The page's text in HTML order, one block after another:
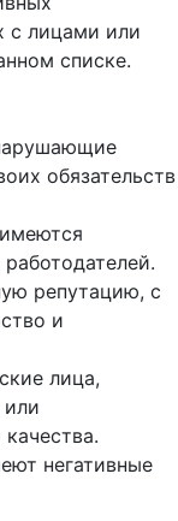
с лицами или
списке.
обязательств
репутацию, с
и
лица,
негативные